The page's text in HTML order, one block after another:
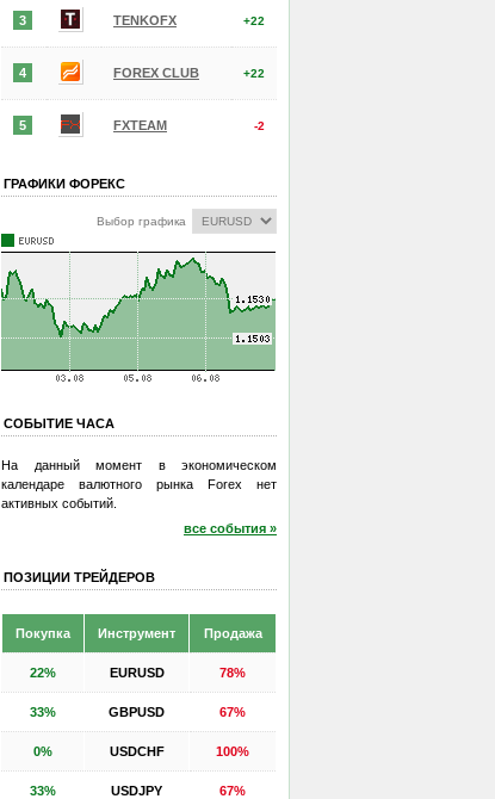
3 TENKOFX +22
4 FOREX CLUB +22
5 FXTEAM -2
ГРАФИКИ ФОРЕКС
Выбор графика
СОБЫТИЕ ЧАСА
На данный момент в экономическом
календаре валютного рынка Forex нет
активных событий.
все события »
ПОЗИЦИИ ТРЕЙДЕРОВ
Покупка Инструмент Продажа
22% EURUSD 78%
33% GBPUSD 67%
0% USDCHF 100%
33% USDJPY 67%